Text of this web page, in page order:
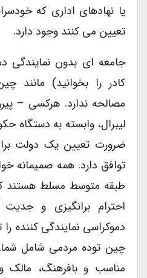
یا نهادهای اداری که
تعیین می کنند وجود دارد.
جامعه ای بدون نمایندگی
کادر را بخوانید) مانند
مصالحه ندارد. هرکسی –
لیبرال، وابسته به دستگاه
ضرورت تعیین یک دولت
توافق دارد. همه صمیمانه
طبقه متوسط مسلط هستند
احترام برانگیزی و
دموکراسی نمایندگی کننده
چین توده مردمی شامل
مناسب و بافرهنگ، مالک